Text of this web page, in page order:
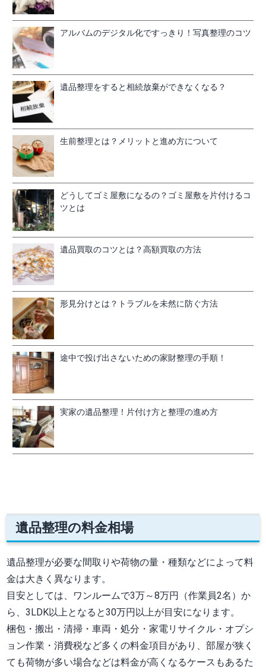
アルバムのデジタル化ですっきり！写真整理のコツ
遺品整理をすると相続放棄ができなくなる？
生前整理とは？メリットと進め方について
どうしてゴミ屋敷になるの？ゴミ屋敷を片付けるコ
ツとは
遺品買取のコツとは？高額買取の方法
形見分けとは？トラブルを未然に防ぐ方法
途中で投げ出さないための家財整理の手順！
実家の遺品整理！片付け方と整理の進め方
遺品整理の料金相場
遺品整理が必要な間取りや荷物の量・種類などによって料
金は大きく異なります。
目安としては、ワンルームで3万～8万円（作業員2名）か
ら、3LDK以上となると30万円以上が目安になります。
梱包・搬出・清掃・車両・処分・家電リサイクル・オプシ
ョン作業・消費税など多くの料金項目があり、部屋が狭く
ても荷物が多い場合などは料金が高くなるケースもあるた